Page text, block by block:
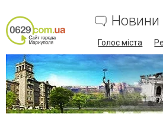
Новини
Голос міста